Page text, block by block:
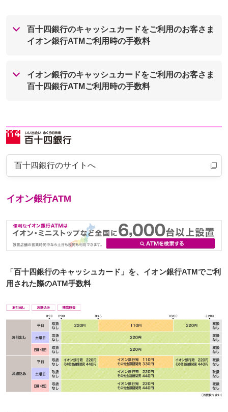
百十四銀行のキャッシュカードをご利用のお客さま
イオン銀行ATMご利用時の手数料
イオン銀行のキャッシュカードをご利用のお客さま
百十四銀行ATMご利用時の手数料
百十四銀行のサイトへ
イオン銀行ATM
「百十四銀行のキャッシュカード」を、イオン銀行ATMでご利
用された際のATM手数料